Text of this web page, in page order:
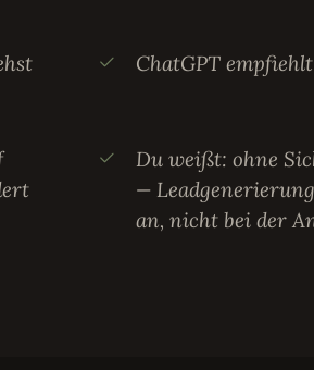
ChatGPT
Du weißt: ohne
—
an, nicht bei der